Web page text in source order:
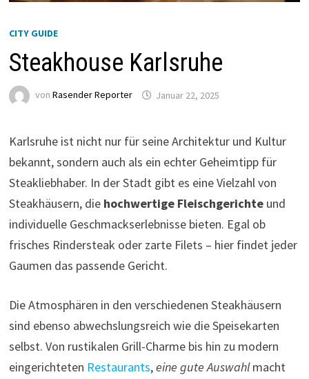
CITY GUIDE
Steakhouse Karlsruhe
von Rasender Reporter Januar 22, 2025
Karlsruhe ist nicht nur für seine Architektur und Kultur
bekannt, sondern auch als ein echter Geheimtipp für
Steakliebhaber. In der Stadt gibt es eine Vielzahl von
Steakhäusern, die hochwertige Fleischgerichteund
individuelle Geschmackserlebnisse bieten. Egal ob
frisches Rindersteak oder zarte Filets – hier findet jeder
Gaumen das passende Gericht.
Die Atmosphären in den verschiedenen Steakhäusern
sind ebenso abwechslungsreich wie die Speisekarten
selbst. Von rustikalen Grill-Charme bis hin zu modern
eingerichteten Restaurants,eine gute Auswahlmacht